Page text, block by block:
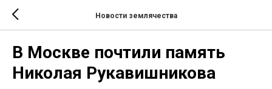
Новости землячества
В Москве почтили память
Николая Рукавишникова